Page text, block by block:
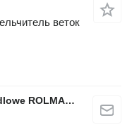
веток
Przedsiębiorstwo Produkcyjno-Handlowe ROLMAPOL Marcin Dziekan